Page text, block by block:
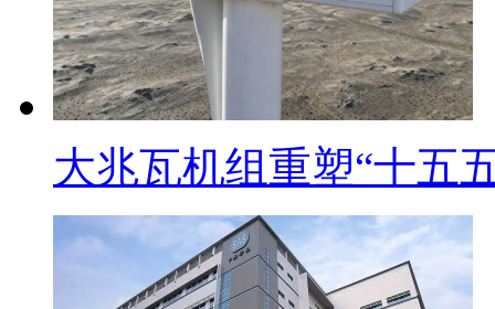
大兆瓦机组重塑“十五